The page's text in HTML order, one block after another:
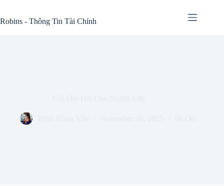
content
Robins - Thông Tin Tài Chính